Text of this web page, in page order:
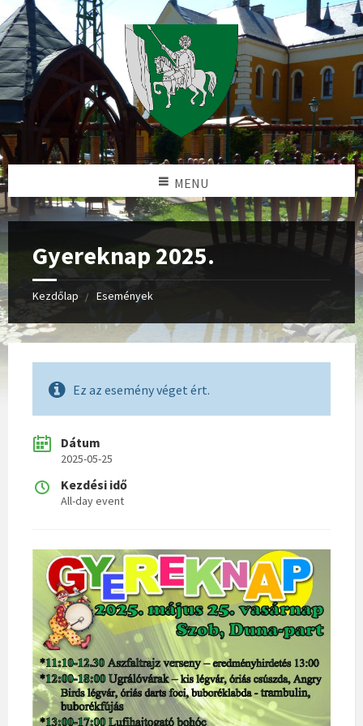
MENU
Gyereknap 2025.
Kezdőlap Események
Ez az esemény véget ért.
Dátum
2025-05-25
Kezdési idő
All-day event